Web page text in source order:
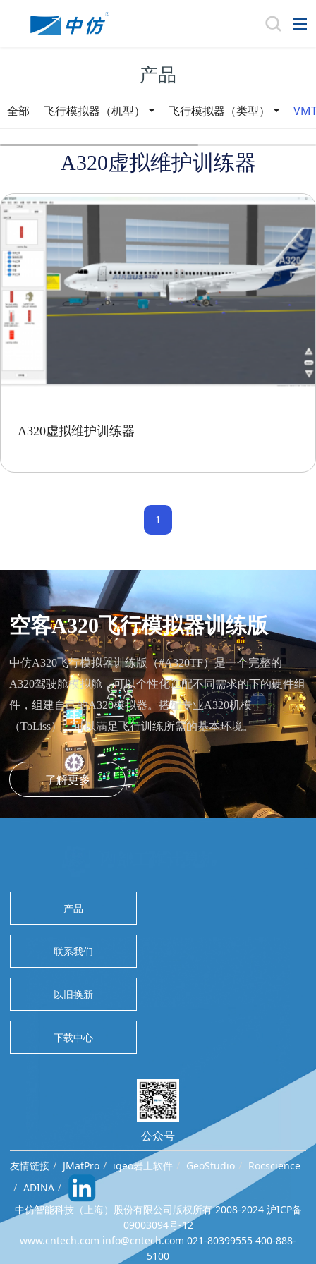
产品
全部 飞行模拟器（机型） 飞行模拟器（类型）
A320虚拟维护训练器
A320虚拟维护训练器
1
空客A320飞行模拟器训练版
中仿A320飞行模拟器训练版（#A320TF）是一个完整的
A320驾驶舱模拟舱，可以个性化选配不同需求的下的硬件组
件，组建自己的A320模拟器。搭配专业A320机模
（ToLiss），可以满足飞行训练所需的基本环境。
了解更多
产品
联系我们
以旧换新
下载中心
公众号
友情链接 JMatPro igeo岩土软件 GeoStudio
Rocscience
ADINA
中仿智能科技（上海）股份有限公司版权所有 2008-2024 沪ICP备
09003094号-12
www.cntech.com info@cntech.com 021-80399555 400-888-
5100